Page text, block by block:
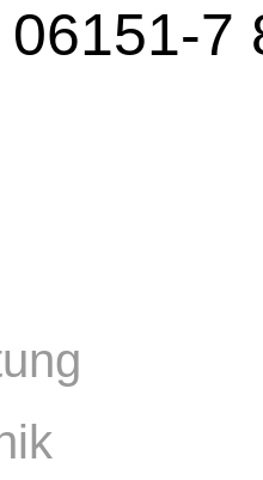
06151-7